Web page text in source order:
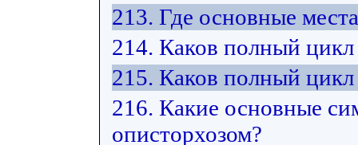
213. Где основные
214. Каков полный цикл
215. Каков полный цикл
216. Какие основные
описторхозом?